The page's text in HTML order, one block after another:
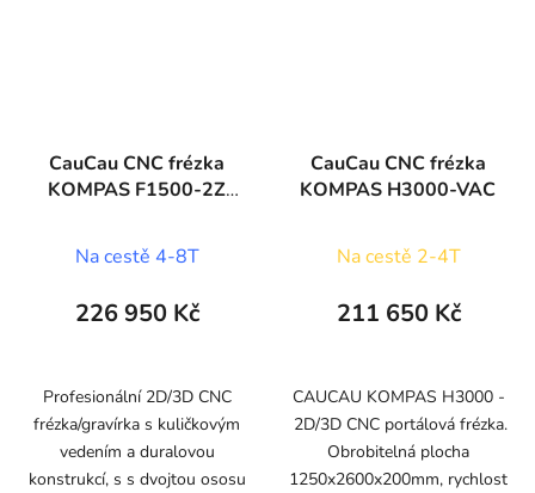
CauCau CNC frézka
KOMPAS F1500-2Z
Na cestě 4-8T
226 950 Kč
Profesionální 2D/3D CNC
frézka/gravírka s kuličkovým
vedením a duralovou
konstrukcí, s s dvojtou ososu
CauCau CNC frézka
KOMPAS H3000-VAC
Na cestě 2-4T
211 650 Kč
CAUCAU KOMPAS H3000 -
2D/3D CNC portálová frézka.
Obrobitelná plocha
1250x2600x200mm, rychlost